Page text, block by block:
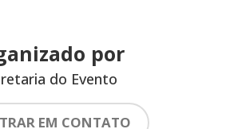
por
do Evento
EM CONTATO